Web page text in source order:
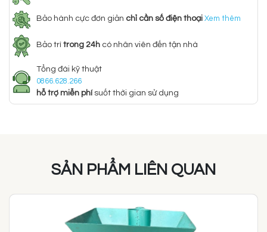
Bảo hành cực đơn giản chỉ cần số điện thoại Xem thêm
Bảo trì trong 24h có nhân viên đến tận nhà
Tổng đài kỹ thuật
0866.628.266
hỗ trợ miễn phísuốt thời gian sử dụng
SẢN PHẨM LIÊN QUAN